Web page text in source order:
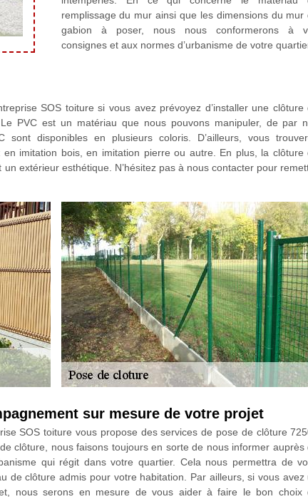
remplissage du mur ainsi que les dimensions du mur
gabion à poser, nous nous conformerons à
consignes et aux normes d’urbanisme de votre
SOS toiture si vous avez prévoyez d’installer une clôture
PVC est un matériau que nous pouvons manipuler, de par
sont disponibles en plusieurs coloris. D’ailleurs, vous
imitation bois, en imitation pierre ou autre. En plus, la clôture
extérieur esthétique. N’hésitez pas à nous contacter pour
sur mesure de votre projet
SOS toiture vous propose des services de pose de clôture
clôture, nous faisons toujours en sorte de nous informer auprès
qui régit dans votre quartier. Cela nous permettra de
de clôture admis pour votre habitation. Par ailleurs, si vous avez
nous serons en mesure de vous aider à faire le bon choix